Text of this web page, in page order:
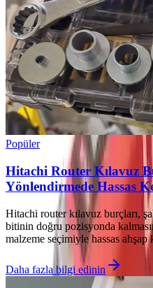
Popüler
Hitachi Router Kılavuz
Yönlendirmede Hassas
Hitachi router kılavuz burçları,
bitinin doğru pozisyonda
malzeme seçimiyle hassas
Daha fazla bilgi edinin